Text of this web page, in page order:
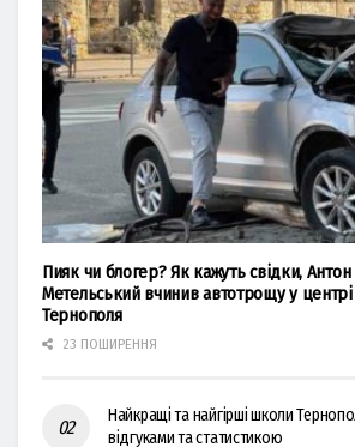
Пияк чи блогер? Як кажуть свідки, Антон
Метельський вчинив автотрощу у центрі
Тернополя
23 ПОШИРЕННЯ
Найкращі та найгірші школи
відгуками та статистикою